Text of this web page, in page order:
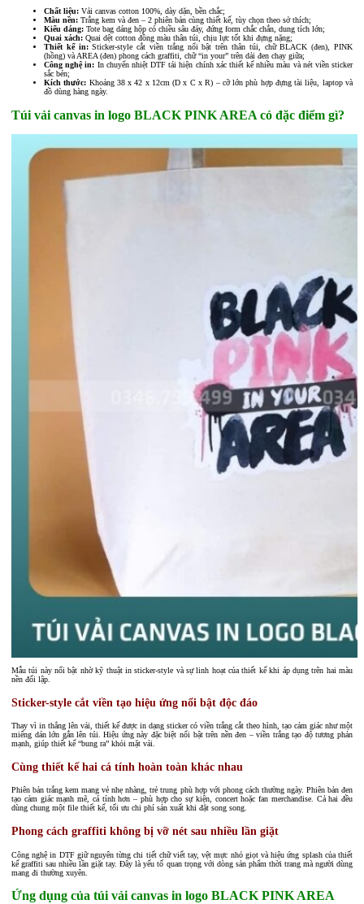
Chất liệu: Vải canvas cotton 100%, dày dặn, bền chắc;
Màu nền: Trắng kem và đen – 2 phiên bản cùng thiết kế, tùy chọn theo sở thích;
Kiểu dáng: Tote bag dáng hộp có chiều sâu đáy, đứng form chắc chắn, dung tích lớn;
Quai xách: Quai dệt cotton đồng màu thân túi, chịu lực tốt khi đựng nặng;
Thiết kế in:Sticker-style cắt viền trắng nổi bật trên thân túi, chữ BLACK (đen), PINK
(hồng) và AREA (đen) phong cách graffiti, chữ “in your” trên dải đen chạy giữa;
Công nghệ in: In chuyển nhiệt DTF tái hiện chính xác thiết kế nhiều màu và nét viền sticker
sắc bén;
Kích thước: Khoảng 38 x 42 x 12cm (D x C x R) – cỡ lớn phù hợp đựng tài liệu, laptop và
đồ dùng hàng ngày.
Túi vải canvas in logo BLACK PINK AREA có đặc điểm gì?
Mẫu túi này nổi bật nhờ kỹ thuật in sticker-style và sự linh hoạt của thiết kế khi áp dụng trên hai màu
nền đối lập.
Sticker-style cắt viền tạo hiệu ứng nổi bật độc đáo
Thay vì in thẳng lên vải, thiết kế được in dạng sticker có viền trắng cắt theo hình, tạo cảm giác như một
miếng dán lớn gắn lên túi. Hiệu ứng này đặc biệt nổi bật trên nền đen – viền trắng tạo độ tương phản
mạnh, giúp thiết kế “bung ra” khỏi mặt vải.
Cùng thiết kế hai cá tính hoàn toàn khác nhau
Phiên bản trắng kem mang vẻ nhẹ nhàng, trẻ trung phù hợp với phong cách thường ngày. Phiên bản đen
tạo cảm giác mạnh mẽ, cá tính hơn – phù hợp cho sự kiện, concert hoặc fan merchandise. Cả hai đều
dùng chung một file thiết kế, tối ưu chi phí sản xuất khi đặt song song.
Phong cách graffiti không bị vỡ nét sau nhiều lần giặt
Công nghệ in DTF giữ nguyên từng chi tiết chữ viết tay, vệt mực nhỏ giọt và hiệu ứng splash của thiết
kế graffiti sau nhiều lần giặt tay. Đây là yếu tố quan trọng với dòng sản phẩm thời trang mà người dùng
mang đi thường xuyên.
Ứng dụng của túi vải canvas in logo BLACK PINK AREA